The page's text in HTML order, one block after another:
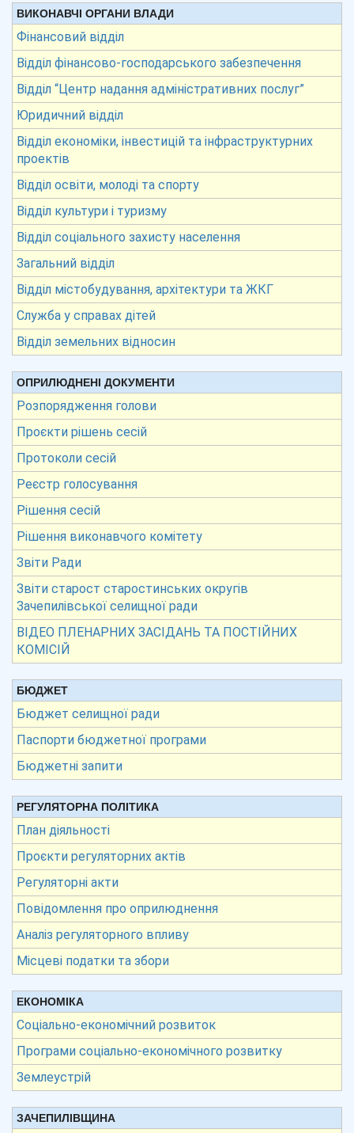
ВИКОНАВЧІ ОРГАНИ ВЛАДИ
Фінансовий відділ
Відділ фінансово-господарського забезпечення
Відділ “Центр надання адміністративних послуг”
Юридичний відділ
Відділ економіки, інвестицій та інфраструктурних
проектів
Відділ освіти, молоді та спорту
Відділ культури і туризму
Відділ соціального захисту населення
Загальний відділ
Відділ містобудування, архітектури та ЖКГ
Служба у справах дітей
Відділ земельних відносин
ОПРИЛЮДНЕНІ ДОКУМЕНТИ
Розпорядження голови
Проєкти рішень сесій
Протоколи сесій
Реєстр голосування
Рішення сесій
Рішення виконавчого комітету
Звіти Ради
Звіти старост старостинських округів
Зачепилівської селищної ради
ВІДЕО ПЛЕНАРНИХ ЗАСІДАНЬ ТА ПОСТІЙНИХ
КОМІСІЙ
БЮДЖЕТ
Бюджет селищної ради
Паспорти бюджетної програми
Бюджетні запити
РЕГУЛЯТОРНА ПОЛІТИКА
План діяльності
Проєкти регуляторних актів
Регуляторні акти
Повідомлення про оприлюднення
Аналіз регуляторного впливу
Місцеві податки та збори
ЕКОНОМІКА
Соціально-економічний розвиток
Програми соціально-економічного розвитку
Землеустрій
ЗАЧЕПИЛІВЩИНА